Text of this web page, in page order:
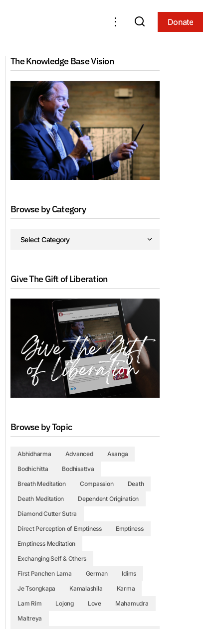
Donate
Paris)
nouvelles clés de la réussite de votre
entreprise dans un monde en
mouvement (2011, Paris)
The Knowledge Base Vision
Browse by Category
Give The Gift of Liberation
Browse by Topic
Abhidharma Advanced
Asanga
Bodhichitta
Bodhisattva
Breath Meditation
Compassion
Death
Death Meditation
Dependent Origination
Diamond Cutter Sutra
Direct Perception of Emptiness
Emptiness
Emptiness Meditation
Exchanging Self & Others
First Panchen Lama
German
Idims
Je Tsongkapa
Kamalashila
Karma
Lam Rim
Lojong Love
Mahamudra
Maitreya